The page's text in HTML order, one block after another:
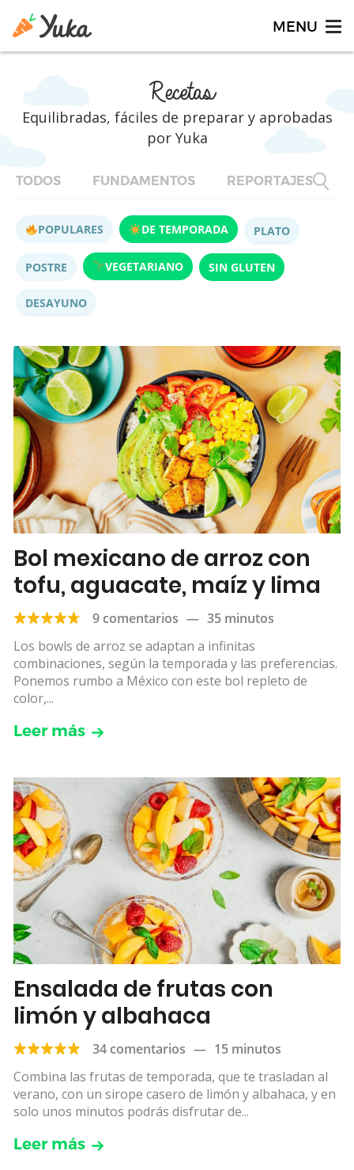
Recetas
Equilibradas, fáciles de preparar y aprobadas
por Yuka
TODOS FUNDAMENTOS REPORTAJES
POPULARES DE TEMPORADA PLATO
POSTRE VEGETARIANO SIN GLUTEN
DESAYUNO
Bol mexicano de arroz con
tofu, aguacate, maíz y lima
9 comentarios — 35 minutos
Los bowls de arroz se adaptan a infinitas
combinaciones, según la temporada y las preferencias.
Ponemos rumbo a México con este bol repleto de
color,...
Leer más
Ensalada de frutas con
limón y albahaca
34 comentarios — 15 minutos
Combina las frutas de temporada, que te trasladan al
verano, con un sirope casero de limón y albahaca, y en
solo unos minutos podrás disfrutar de...
Leer más